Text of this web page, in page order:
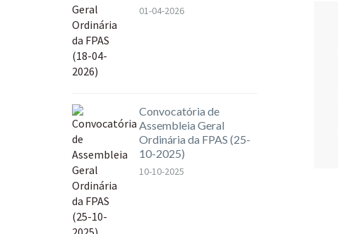
01-04-2026
Convocatória de
Assembleia Geral
Ordinária da FPAS (25-
10-2025)
10-10-2025